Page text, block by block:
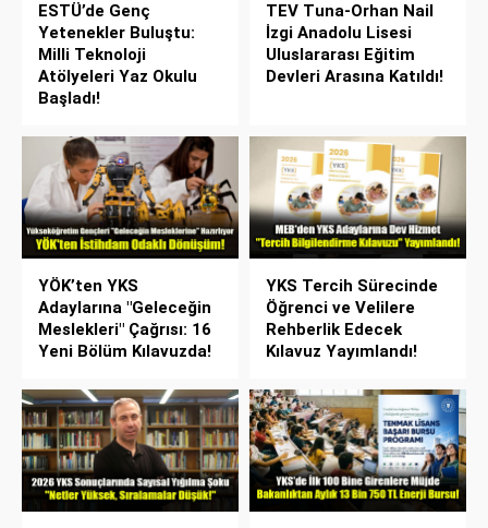
ESTÜ’de Genç
Yetenekler Buluştu:
Milli Teknoloji
Atölyeleri Yaz Okulu
Başladı!
TEV Tuna-Orhan Nail
İzgi Anadolu Lisesi
Uluslararası Eğitim
Devleri Arasına Katıldı!
YÖK’ten YKS
Adaylarına "Geleceğin
Meslekleri" Çağrısı: 16
Yeni Bölüm Kılavuzda!
YKS Tercih Sürecinde
Öğrenci ve Velilere
Rehberlik Edecek
Kılavuz Yayımlandı!